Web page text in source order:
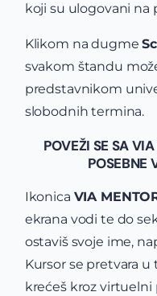
koji su ulogovani na
Klikom na dugme
svakom štandu
predstavnikom
slobodnih termina.
POVEŽI SE SA
POSEBNE
Ikonica VIA
ekrana vodi te do
ostaviš svoje ime,
Kursor se pretvara
krećeš kroz virtuelni